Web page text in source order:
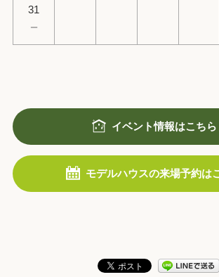
31
－
イベント情報はこちら
モデルハウスの来場予約は